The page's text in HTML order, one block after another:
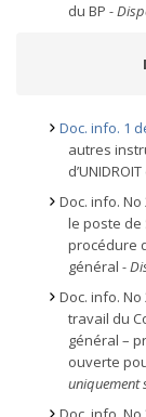
du BP -
Doc. info. 1
autres
Doc. info.
le poste de
procédure
général -
Doc. info. No
travail du
général –
ouverte
uniquement